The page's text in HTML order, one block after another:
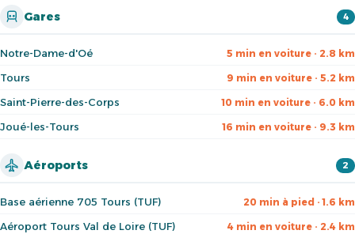
Gares 4
Notre-Dame-d'Oé 5 min en voiture · 2.8 km
Tours 9 min en voiture · 5.2 km
Saint-Pierre-des-Corps 10 min en voiture · 6.0 km
Joué-les-Tours 16 min en voiture · 9.3 km
Aéroports 2
Base aérienne 705 Tours (TUF) 20 min à pied · 1.6 km
Aéroport Tours Val de Loire (TUF) 4 min en voiture · 2.4 km